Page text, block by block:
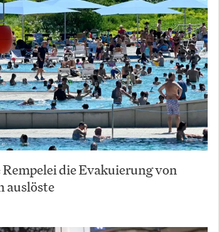
Rempelei die Evakuierung von
auslöste